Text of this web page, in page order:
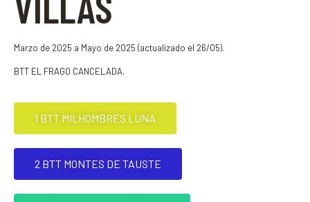
Marzo de 2025 a Mayo de 2025 (actualizado el 26/05).
BTT EL FRAGO CANCELADA.
1 BTT MILHOMBRES LUNA
2 BTT MONTES DE TAUSTE